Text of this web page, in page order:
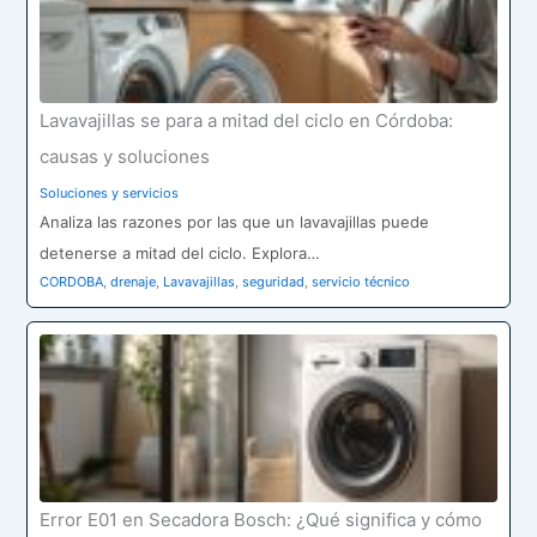
Lavavajillas se para a mitad del ciclo en Córdoba:
causas y soluciones
Soluciones y servicios
Analiza las razones por las que un lavavajillas puede
detenerse a mitad del ciclo. Explora…
CORDOBA,drenaje, Lavavajillas,seguridad,servicio técnico
Error E01 en Secadora Bosch: ¿Qué significa y cómo